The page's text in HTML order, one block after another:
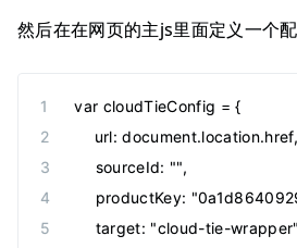
l = document.head ||
    e.Tie.loader = r
};//这里的加载调用也删掉
然后在在网页的主js里面定义一个
var cloudTieConfig = {
url:
    sourceId: "",
productKey:
target: "cloud-tie-